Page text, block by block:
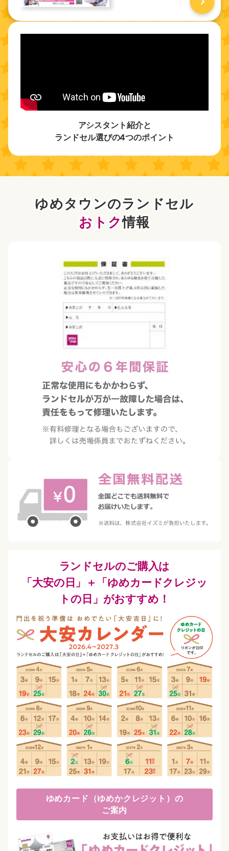
アシスタント紹介と
ランドセル選びの4つのポイント
ゆめタウンのランドセル
おトク情報
ランドセルのご購入は
「大安の日」＋「ゆめカードクレジッ
トの日」がおすすめ！
ゆめカード（ゆめかクレジット）の
ご案内